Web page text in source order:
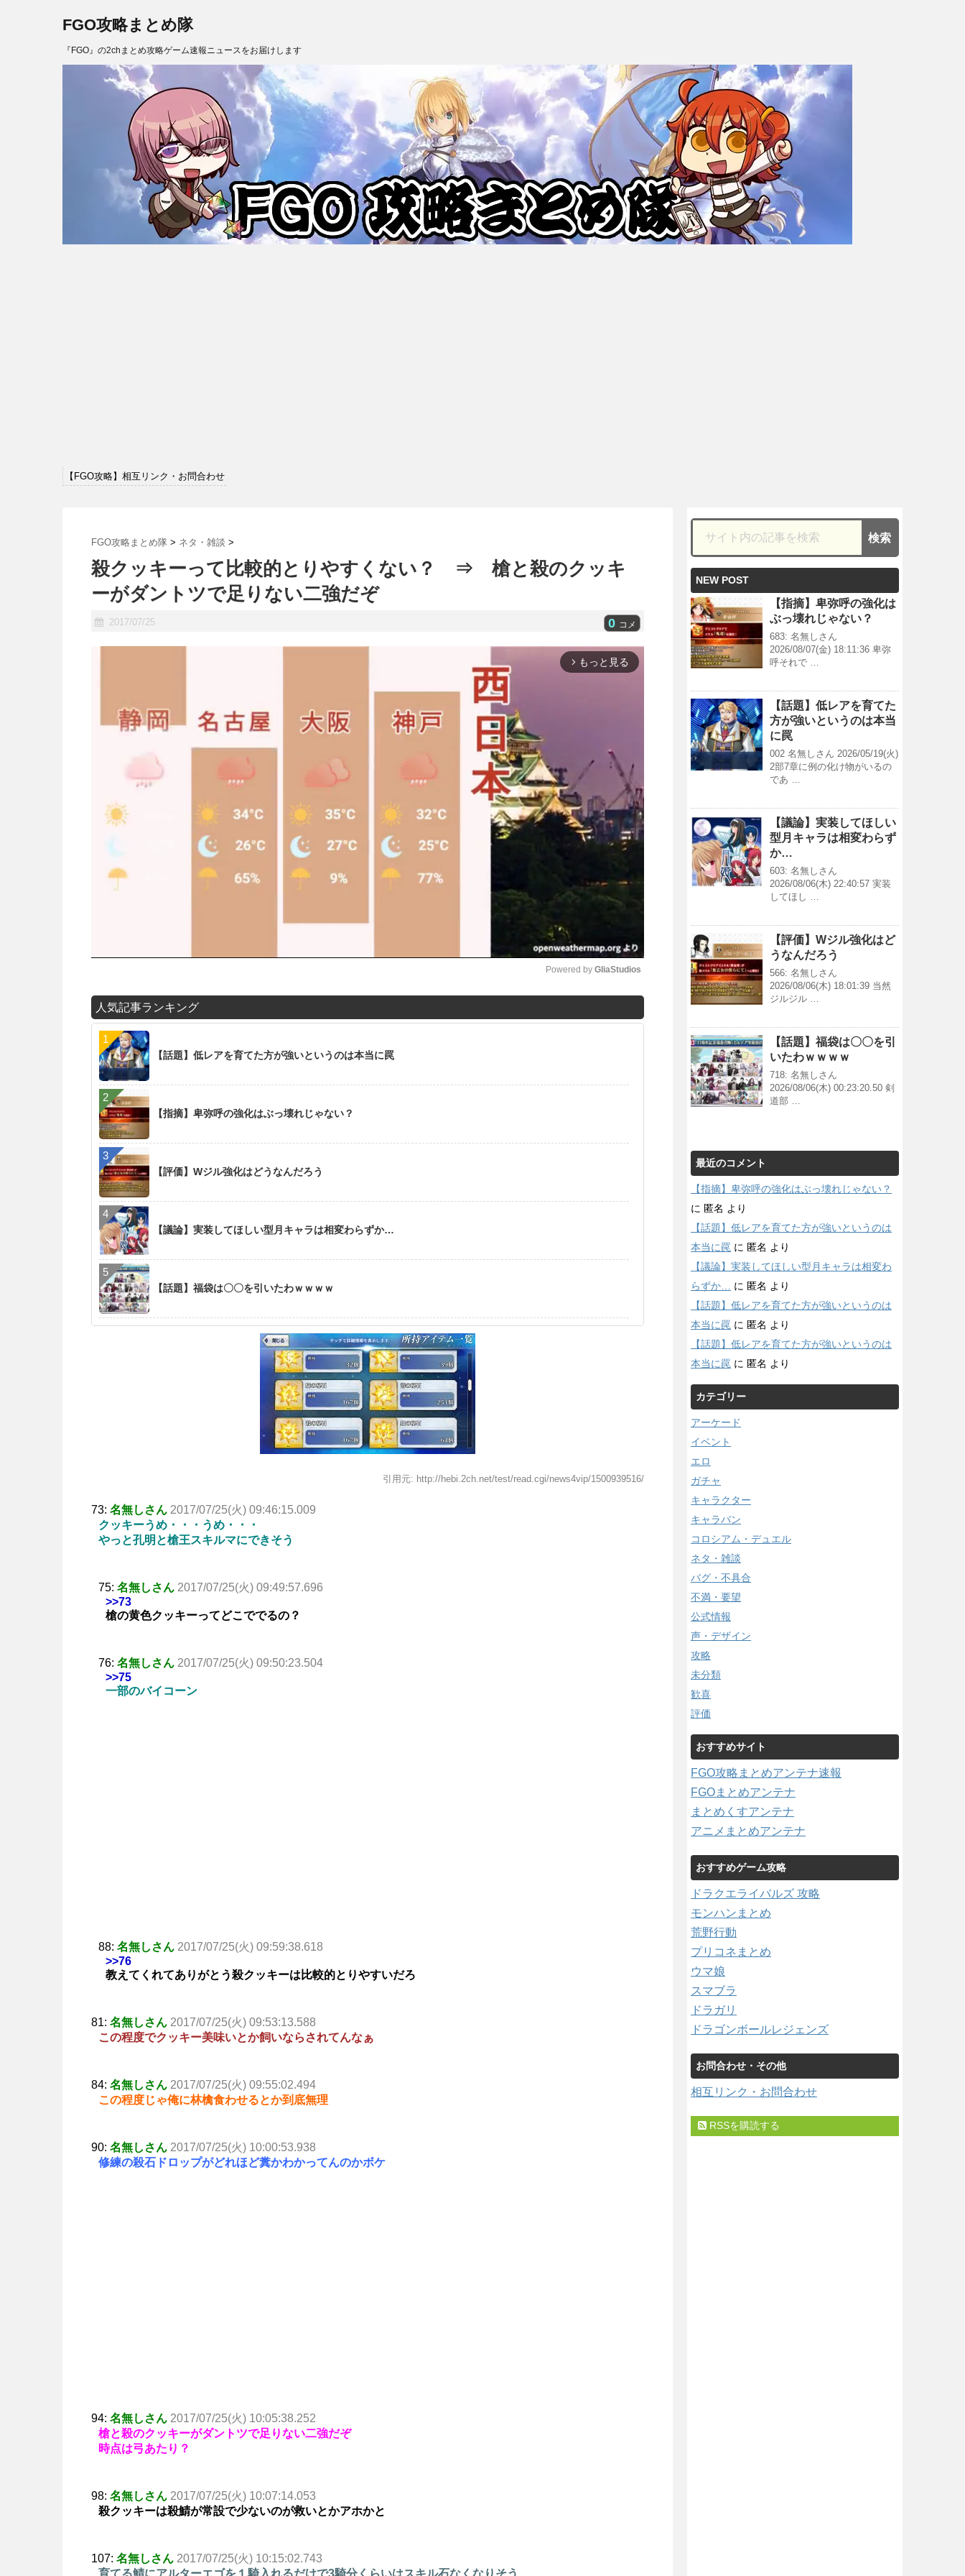
FGO攻略まとめ隊
『FGO』の2chまとめ攻略ゲーム速報ニュースをお届けします
【FGO攻略】相互リンク・お問合わせ
FGO攻略まとめ隊 > ネタ・雑談 >
殺クッキーって比較的とりやすくない？ ⇒ 槍と殺のクッキ
ーがダントツで足りない二強だぞ
2017/07/25 0 コメ
arrow_forward_ios もっと見る
Powered by GliaStudios
人気記事ランキング
【話題】低レアを育てた方が強いというのは本当に罠
【指摘】卑弥呼の強化はぶっ壊れじゃない？
【評価】Wジル強化はどうなんだろう
【議論】実装してほしい型月キャラは相変わらずか…
【話題】福袋は〇〇を引いたわｗｗｗｗ
引用元: http://hebi.2ch.net/test/read.cgi/news4vip/1500939516/
73: 名無しさん 2017/07/25(火) 09:46:15.009
クッキーうめ・・・うめ・・・
やっと孔明と槍王スキルマにできそう
75: 名無しさん 2017/07/25(火) 09:49:57.696
>>73
槍の黄色クッキーってどこででるの？
76: 名無しさん 2017/07/25(火) 09:50:23.504
>>75
一部のバイコーン
88: 名無しさん 2017/07/25(火) 09:59:38.618
>>76
教えてくれてありがとう殺クッキーは比較的とりやすいだろ
81: 名無しさん 2017/07/25(火) 09:53:13.588
この程度でクッキー美味いとか飼いならされてんなぁ
84: 名無しさん 2017/07/25(火) 09:55:02.494
この程度じゃ俺に林檎食わせるとか到底無理
90: 名無しさん 2017/07/25(火) 10:00:53.938
修練の殺石ドロップがどれほど糞かわかってんのかボケ
94: 名無しさん 2017/07/25(火) 10:05:38.252
槍と殺のクッキーがダントツで足りない二強だぞ
時点は弓あたり？
98: 名無しさん 2017/07/25(火) 10:07:14.053
殺クッキーは殺鯖が常設で少ないのが救いとかアホかと
107: 名無しさん 2017/07/25(火) 10:15:02.743
育てる鯖にアルターエゴを１騎入れるだけで3騎分くらいはスキル石なくなりそう
NEW POST
【指摘】卑弥呼の強化は
ぶっ壊れじゃない？
683: 名無しさん
2026/08/07(金) 18:11:36 卑弥
呼それで …
【話題】低レアを育てた
方が強いというのは本当
に罠
002 名無しさん 2026/05/19(火)
2部7章に例の化け物がいるの
であ …
【議論】実装してほしい
型月キャラは相変わらず
か…
603: 名無しさん
2026/08/06(木) 22:40:57 実装
してほし …
【評価】Wジル強化はど
うなんだろう
566: 名無しさん
2026/08/06(木) 18:01:39 当然
ジルジル …
【話題】福袋は〇〇を引
いたわｗｗｗｗ
718: 名無しさん
2026/08/06(木) 00:23:20.50 剣
道部 …
最近のコメント
【指摘】卑弥呼の強化はぶっ壊れじゃない？
に 匿名 より
【話題】低レアを育てた方が強いというのは
本当に罠 に 匿名 より
【議論】実装してほしい型月キャラは相変わ
らずか…
に 匿名 より
【話題】低レアを育てた方が強いというのは
本当に罠 に 匿名 より
【話題】低レアを育てた方が強いというのは
本当に罠 に 匿名 より
カテゴリー
アーケード
イベント
エロ
ガチャ
キャラクター
キャラバン
コロシアム・デュエル
ネタ・雑談
バグ・不具合
不満・要望
公式情報
声・デザイン
攻略
未分類
歓喜
評価
おすすめサイト
FGO攻略まとめアンテナ速報
FGOまとめアンテナ
まとめくすアンテナ
アニメまとめアンテナ
おすすめゲーム攻略
ドラクエライバルズ 攻略
モンハンまとめ
荒野行動
プリコネまとめ
ウマ娘
スマブラ
ドラガリ
ドラゴンボールレジェンズ
お問合わせ・その他
相互リンク・お問合わせ
RSSを購読する